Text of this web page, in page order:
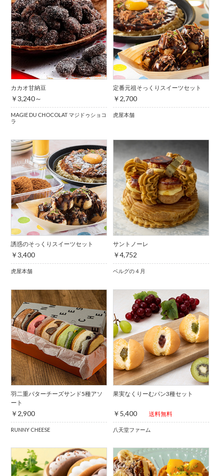
カカオ甘納豆
￥3,240～
MAGIE DU CHOCOLAT マジドゥショコ
ラ
定番元祖そっくりスイーツセット
￥2,700
虎屋本舗
誘惑のそっくりスイーツセット
￥3,400
虎屋本舗
サントノーレ
￥4,752
ベルグの４月
羽二重バターチーズサンド5種アソ
ート
￥2,900
RUNNY CHEESE
果実なくりーむパン3種セット
￥5,400 送料無料
八天堂ファーム